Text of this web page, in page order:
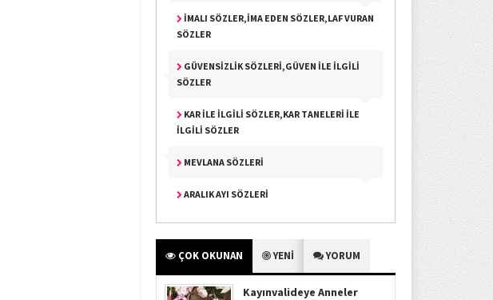
İMALI SÖZLER,İMA EDEN SÖZLER,LAF VURAN
SÖZLER
GÜVENSIZLIK SÖZLERI,GÜVEN İLE İLGILI
SÖZLER
KAR İLE İLGILI SÖZLER,KAR TANELERI İLE
İLGILI SÖZLER
MEVLANA SÖZLERI
ARALIK AYI SÖZLERI
ÇOK OKUNAN YENİ YORUM
Kayınvalideye Anneler